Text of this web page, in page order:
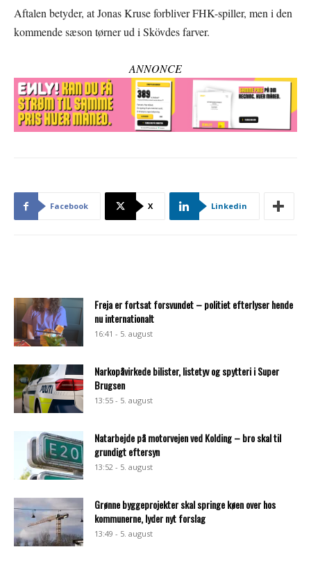
Aftalen betyder, at Jonas Kruse forbliver FHK-spiller, men i den
kommende sæson tørner ud i Skövdes farver.
ANNONCE
Facebook X Linkedin
Freja er fortsat forsvundet – politiet efterlyser hende
nu internationalt
16:41 - 5. august
Narkopåvirkede bilister, listetyv og spytteri i Super
Brugsen
13:55 - 5. august
Natarbejde på motorvejen ved Kolding – bro skal til
grundigt eftersyn
13:52 - 5. august
Grønne byggeprojekter skal springe køen over hos
kommunerne, lyder nyt forslag
13:49 - 5. august